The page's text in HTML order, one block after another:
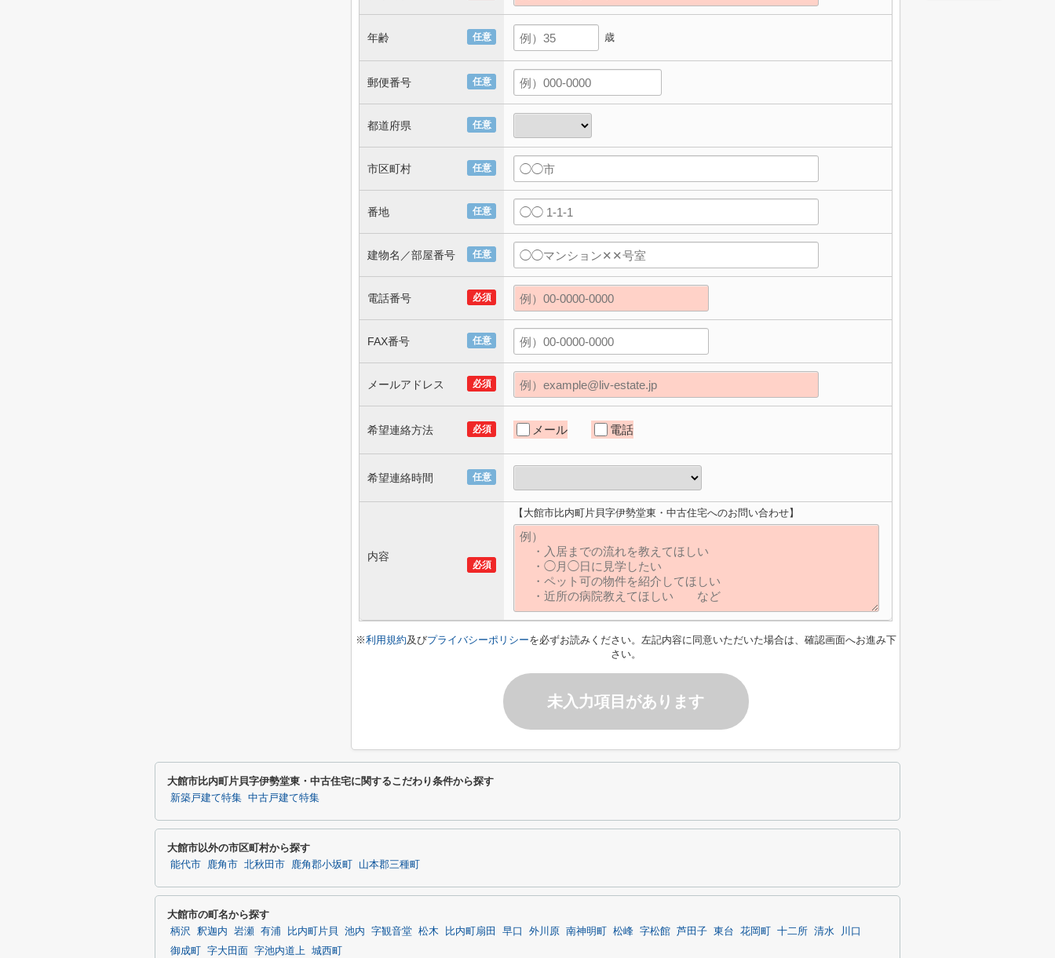
任意
年齢 歳
任意
郵便番号
任意
都道府県
任意
市区町村
任意
番地
任意
建物名／部屋番号
必須
電話番号
任意
FAX番号
必須
メールアドレス
必須
希望連絡方法 メール 電話
任意
希望連絡時間
必須
内容
【大館市比内町片貝字伊勢堂東・中古住宅へのお問い合わせ】
※利用規約及びプライバシーポリシーを必ずお読みください。左記内容に同意いただいた場合は、確認画面へお進み下
さい。
未入力項目があります
大館市比内町片貝字伊勢堂東・中古住宅に関するこだわり条件から探す
新築戸建て特集 中古戸建て特集
大館市以外の市区町村から探す
能代市 鹿角市 北秋田市 鹿角郡小坂町 山本郡三種町
大館市の町名から探す
柄沢 釈迦内 岩瀬 有浦 比内町片貝 池内 字観音堂 松木 比内町扇田 早口 外川原 南神明町 松峰 字松館 芦田子 東台 花岡町 十二所 清水
川口
御成町
字大田面 字池内道上 城西町